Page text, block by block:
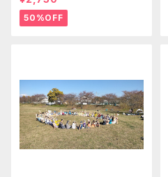
会チームエントリー【2026.09.
26(土)】
50%OFF